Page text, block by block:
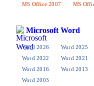
MS Office 2007
MS
Microsoft Word
Word 2026 Word 2025
Word 2022
Word 2021
Word 2016
Word 2013
Word 2003